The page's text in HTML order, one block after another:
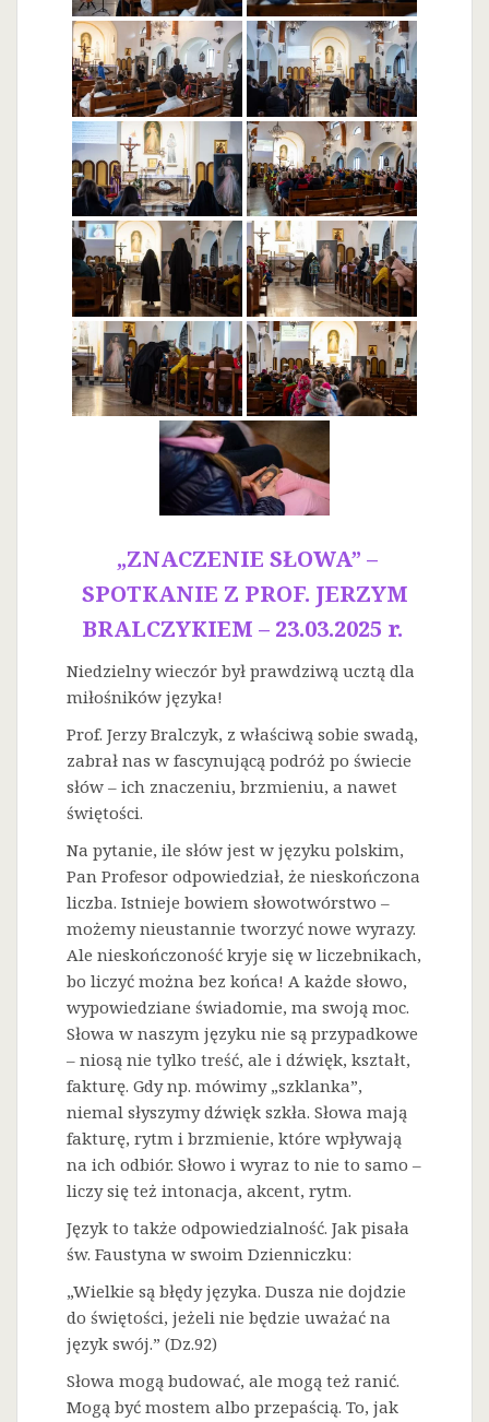
„ZNACZENIE SŁOWA” –
SPOTKANIE Z PROF. JERZYM
BRALCZYKIEM – 23.03.2025 r.
Niedzielny wieczór był prawdziwą ucztą dla
miłośników języka!
Prof. Jerzy Bralczyk, z właściwą sobie swadą,
zabrał nas w fascynującą podróż po świecie
słów – ich znaczeniu, brzmieniu, a nawet
świętości.
Na pytanie, ile słów jest w języku polskim,
Pan Profesor odpowiedział, że nieskończona
liczba. Istnieje bowiem słowotwórstwo –
możemy nieustannie tworzyć nowe wyrazy.
Ale nieskończoność kryje się w liczebnikach,
bo liczyć można bez końca! A każde słowo,
wypowiedziane świadomie, ma swoją moc.
Słowa w naszym języku nie są przypadkowe
– niosą nie tylko treść, ale i dźwięk, kształt,
fakturę. Gdy np. mówimy „szklanka”,
niemal słyszymy dźwięk szkła. Słowa mają
fakturę, rytm i brzmienie, które wpływają
na ich odbiór. Słowo i wyraz to nie to samo –
liczy się też intonacja, akcent, rytm.
Język to także odpowiedzialność. Jak pisała
św. Faustyna w swoim Dzienniczku:
„Wielkie są błędy języka. Dusza nie dojdzie
do świętości, jeżeli nie będzie uważać na
język swój.” (Dz.92)
Słowa mogą budować, ale mogą też ranić.
Mogą być mostem albo przepaścią. To, jak